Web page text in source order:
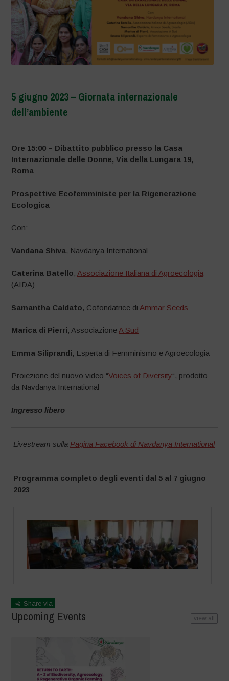
5 giugno 2023 – Giornata internazionale
dell’ambiente
Ore 15:00 – Dibattito pubblico presso la Casa
Internazionale delle Donne, Via della Lungara 19,
Roma
Prospettive Ecofemministe per la Rigenerazione
Ecologica
Con:
Vandana Shiva, Navdanya International
Caterina Batello, Associazione Italiana di Agroecologia
(AIDA)
Samantha Caldato, Cofondatrice di Ammar Seeds
Marica di Pierri, Associazione A Sud
Emma Siliprandi, Esperta di Femminismo e Agroecologia
Proiezione del nuovo video “Voices of Diversity“, prodotto
da Navdanya International
Ingresso libero
Livestream sulla Pagina Facebook di Navdanya International
Programma completo degli eventi dal 5 al 7 giugno
2023
Share via
Upcoming Events view all